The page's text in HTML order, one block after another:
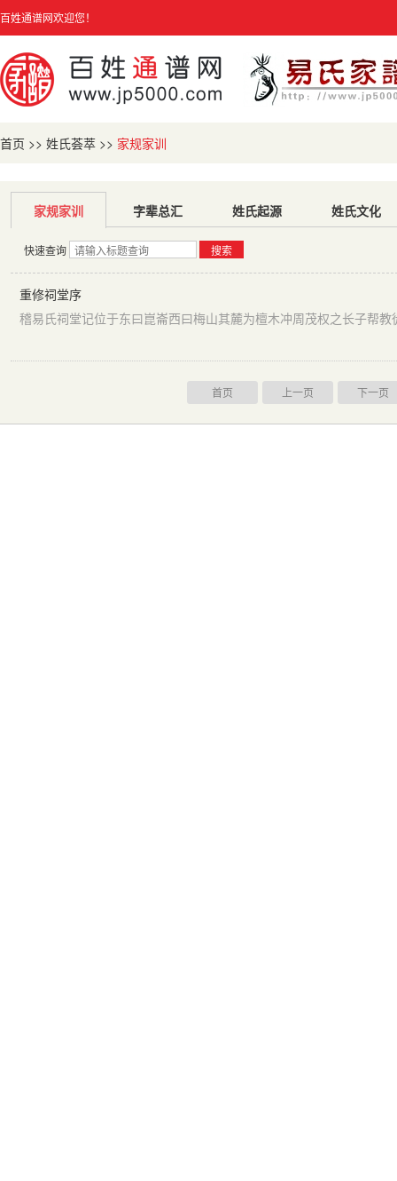
百姓通谱网欢迎您！
首页 >> 姓氏荟萃 >> 家规家训
家规家训 字辈总汇 姓氏起源 姓氏文化
快速查询 搜索
重修祠堂序